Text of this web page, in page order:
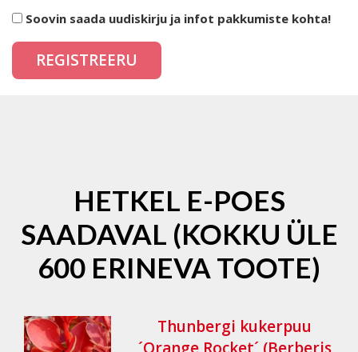
Soovin saada uudiskirju ja infot pakkumiste kohta!
HETKEL E-POES
SAADAVAL (KOKKU ÜLE
600 ERINEVA TOOTE)
Thunbergi kukerpuu